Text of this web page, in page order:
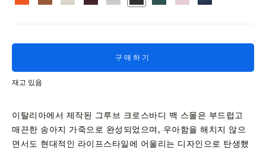
구매하기
재고 있음
이탈리아에서 제작된 그루브 크로스바디 백 스몰은 부드럽고
매끈한 송아지 가죽으로 완성되었으며, 우아함을 해치지 않으
면서도 현대적인 라이프스타일에 어울리는 디자인으로 탄생했